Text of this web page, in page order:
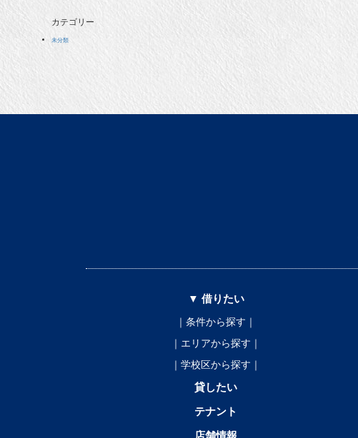
カテゴリー
未分類
▼ 借りたい
｜条件から探す｜
｜エリアから探す｜
｜学校区から探す｜
貸したい
テナント